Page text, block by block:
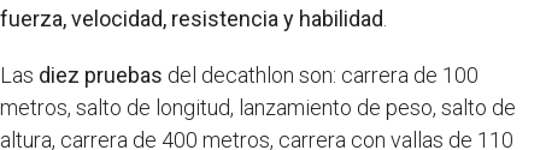
fuerza, velocidad, resistencia y habilidad
Las diez pruebas del decathlon son: carrera de 100
metros, salto de longitud, lanzamiento de peso, salto de
altura, carrera de 400 metros, carrera con vallas de 110